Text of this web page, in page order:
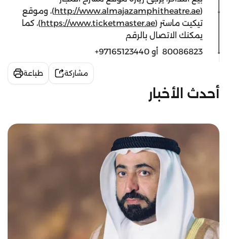
(
http://www.almajazamphitheatre.ae)، وموقع
تيكيت ماستر (https://www.ticketmaster.ae)، كما
يمكنك الاتصال بالرقم
80086823 أو 97165123440+
مشاركة طباعة
أحدث الأخبار